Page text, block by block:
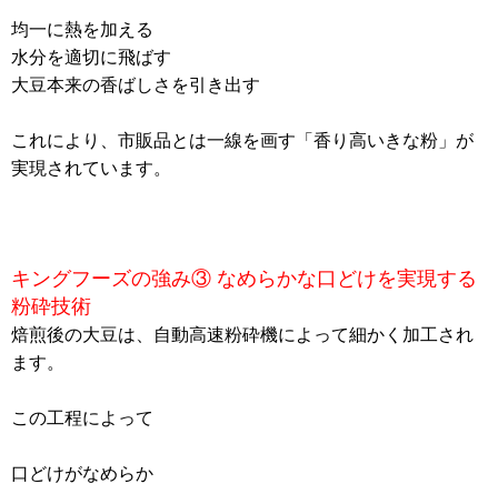
均一に熱を加える
水分を適切に飛ばす
大豆本来の香ばしさを引き出す
これにより、市販品とは一線を画す「香り高いきな粉」が
実現されています。
キングフーズの強み③ なめらかな口どけを実現する
粉砕技術
焙煎後の大豆は、自動高速粉砕機によって細かく加工され
ます。
この工程によって
口どけがなめらか